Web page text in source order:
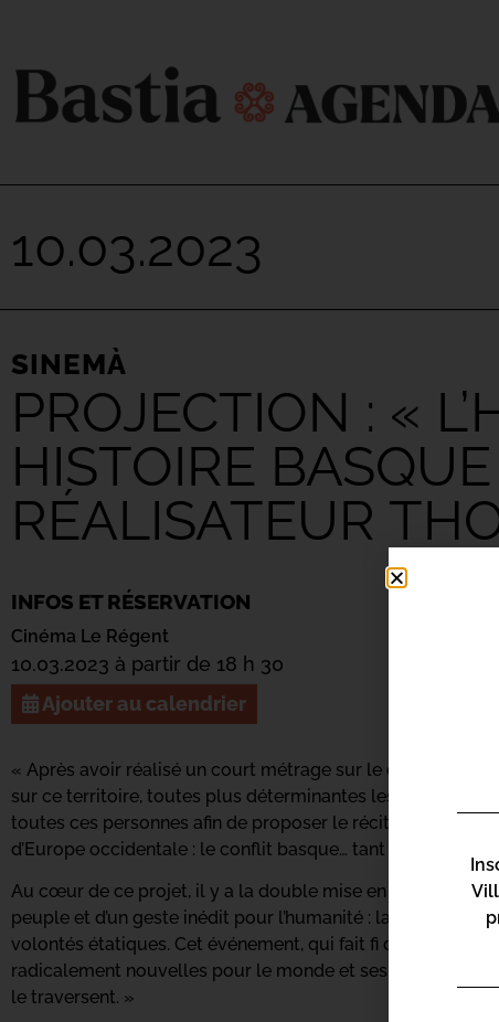
10.03.2023
SINEMÀ
PROJECTION : «
HISTOIRE
RÉALISATEUR
INFOS ET RÉSERVATION
Cinéma Le Régent
10.03.2023 à partir de 18 h 30
Ajouter au calendrier
« Après avoir réalisé un court métrage sur le
sur ce territoire, toutes plus déterminantes les unes que
toutes ces personnes afin de proposer le récit choral et
d’Europe occidentale : le conflit basque… tant stigmatisé
Au cœur de ce projet, il y a la double mise en lumière
peuple et d’un geste inédit pour l’humanité : la sortie
volontés étatiques. Cet événement, qui fait fi de la
radicalement nouvelles pour le monde et ses
le traversent. »